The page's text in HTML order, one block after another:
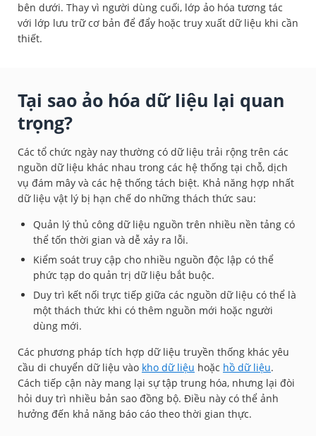
bên dưới. Thay vì người dùng cuối, lớp ảo hóa tương tác
với lớp lưu trữ cơ bản để đẩy hoặc truy xuất dữ liệu khi cần
thiết.
Tại sao ảo hóa dữ liệu lại quan
trọng?
Các tổ chức ngày nay thường có dữ liệu trải rộng trên các
nguồn dữ liệu khác nhau trong các hệ thống tại chỗ, dịch
vụ đám mây và các hệ thống tách biệt. Khả năng hợp nhất
dữ liệu vật lý bị hạn chế do những thách thức sau:
Quản lý thủ công dữ liệu nguồn trên nhiều nền tảng có
thể tốn thời gian và dễ xảy ra lỗi.
Kiểm soát truy cập cho nhiều nguồn độc lập có thể
phức tạp do quản trị dữ liệu bắt buộc.
Duy trì kết nối trực tiếp giữa các nguồn dữ liệu có thể là
một thách thức khi có thêm nguồn mới hoặc người
dùng mới.
Các phương pháp tích hợp dữ liệu truyền thống khác yêu
cầu di chuyển dữ liệu vào kho dữ liệu hoặc hồ dữ liệu.
Cách tiếp cận này mang lại sự tập trung hóa, nhưng lại đòi
hỏi duy trì nhiều bản sao đồng bộ. Điều này có thể ảnh
hưởng đến khả năng báo cáo theo thời gian thực.